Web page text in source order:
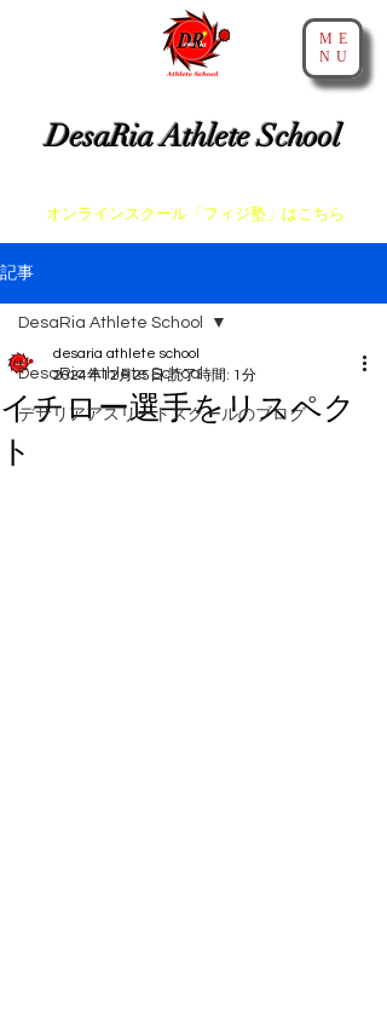
DesaRia Athlete School
ME
NU
​オンラインスクール「フィジ塾」はこちら
記事
DesaRia Athlete School
デサリアアスリートスクールのブログ
DesaRia Athlete School
イチロー選手をリスペク
ト
desaria athlete school
2024年12月25日 読了時間: 1分